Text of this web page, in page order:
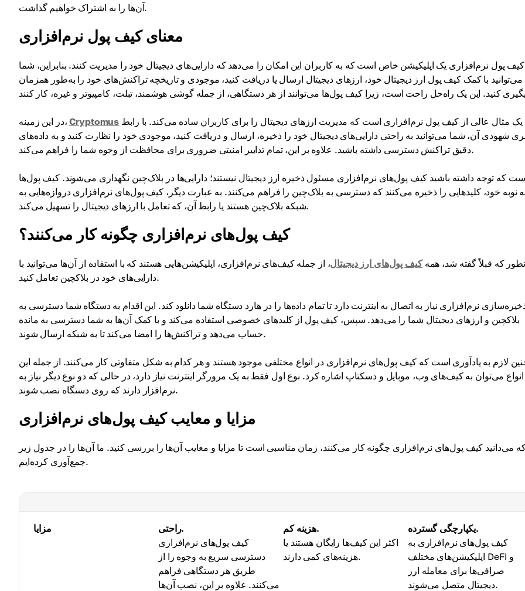
آن‌ها را به اشتراک خواهیم گذاشت.
معنای کیف پول نرم‌افزاری
پول نرم‌افزاری یک اپلیکیشن خاص است که به کاربران این امکان را می‌دهد که دارایی‌های دیجیتال خود را مدیریت کنند. بنابراین، شما
می‌توانید با کمک کیف پول ارز دیجیتال خود، ارزهای دیجیتال ارسال یا دریافت کنید، موجودی و تاریخچه تراکنش‌های خود را به‌طور همزمان
در این زمینه،Cryptomus
شهودی آن، شما می‌توانید به راحتی دارایی‌های دیجیتال خود را ذخیره، ارسال و دریافت کنید، موجودی خود را نظارت کنید و به داده‌های
دقیق تراکنش دسترسی داشته باشید. علاوه بر این، تمام تدابیر امنیتی ضروری برای محافظت از وجوه شما را فراهم می‌کند.
که توجه داشته باشید کیف پول‌های نرم‌افزاری مسئول ذخیره ارز دیجیتال نیستند؛ دارایی‌ها در بلاک‌چین نگهداری می‌شوند. کیف پول‌ها
نوبه خود، کلیدهایی را ذخیره می‌کنند که دسترسی به بلاک‌چین را فراهم می‌کنند. به عبارت دیگر، کیف پول‌های نرم‌افزاری دروازه‌هایی به
شبکه بلاک‌چین هستند یا رابط آن، که تعامل با ارزهای دیجیتال را تسهیل می‌کند.
کیف پول‌های نرم‌افزاری چگونه کار می‌کنند؟
که قبلاً گفته شد، همهکیف پول‌های ارز دیجیتال، از جمله کیف‌های نرم‌افزاری، اپلیکیشن‌هایی هستند که با استفاده از آن‌ها می‌توانید با
دارایی‌های خود در بلاکچین تعامل کنید.
نرم‌افزاری نیاز به اتصال به اینترنت دارد تا تمام داده‌ها را در هارد دستگاه شما دانلود کند. این اقدام به دستگاه شما دسترسی به
بلاکچین و ارزهای دیجیتال شما را می‌دهد. سپس، کیف پول از کلیدهای خصوصی استفاده می‌کند و با کمک آن‌ها به شما دسترسی به مانده
حساب می‌دهد و تراکنش‌ها را امضا می‌کند تا به شبکه ارسال شوند.
لازم به یادآوری است که کیف پول‌های نرم‌افزاری در انواع مختلفی موجود هستند و هر کدام به شکل متفاوتی کار می‌کنند. از جمله این
انواع می‌توان به کیف‌های وب، موبایل و دسکتاپ اشاره کرد. نوع اول فقط به یک مرورگر اینترنت نیاز دارد، در حالی که دو نوع دیگر نیاز به
نرم‌افزار دارند که روی دستگاه نصب شوند.
مزایا و معایب کیف پول‌های نرم‌افزاری
که می‌دانید کیف پول‌های نرم‌افزاری چگونه کار می‌کنند، زمان مناسبی است تا مزایا و معایب آن‌ها را بررسی کنید. ما آن‌ها را در جدول زیر
جمع‌آوری کرده‌ایم.
مزایا
راحتی.
کیف پول‌های نرم‌افزاری
دسترسی سریع به وجوه را از
طریق هر دستگاهی فراهم
می‌کنند. علاوه بر این، نصب آن‌ها
هزینه کم.
اکثر این کیف‌ها رایگان هستند یا
هزینه‌های کمی دارند.
یکپارچگی گسترده.
کیف پول‌های نرم‌افزاری به
اپلیکیشن‌های مختلف DeFi و
صرافی‌ها برای معامله ارز
دیجیتال متصل می‌شوند.